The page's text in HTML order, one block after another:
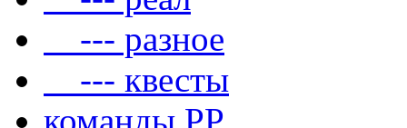
--- разное
--- квесты